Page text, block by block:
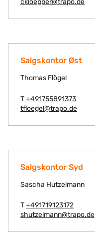
ckloepper@trapo.de
Salgskontor Øst
Thomas Flögel
T+491755891373
tfloegel@trapo.de
Salgskontor Syd
Sascha Hutzelmann
T+491719123172
shutzelmann@trapo.de